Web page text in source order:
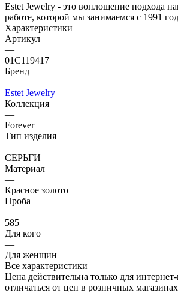
Estet Jewelry - это воплощение подхода
работе, которой мы занимаемся с 1991
Характеристики
Артикул
—
01С119417
Бренд
—
Estet Jewelry
Коллекция
—
Forever
Тип изделия
—
СЕРЬГИ
Материал
—
Красное золото
Проба
—
585
Для кого
—
Для женщин
Все характеристики
Цена действительна только для
отличаться от цен в розничных магазинах